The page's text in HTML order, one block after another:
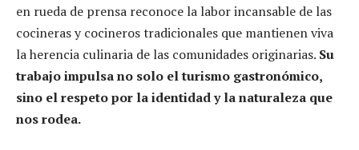
en rueda de prensa reconoce la labor incansable de las
cocineras y cocineros tradicionales que mantienen viva
la herencia culinaria de las comunidades originarias. Su
trabajo impulsa no solo el turismo gastronómico,
sino el respeto por la identidad y la naturaleza que
nos rodea.